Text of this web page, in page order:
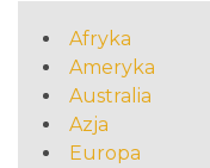
Afryka
Ameryka
Australia
Azja
Europa